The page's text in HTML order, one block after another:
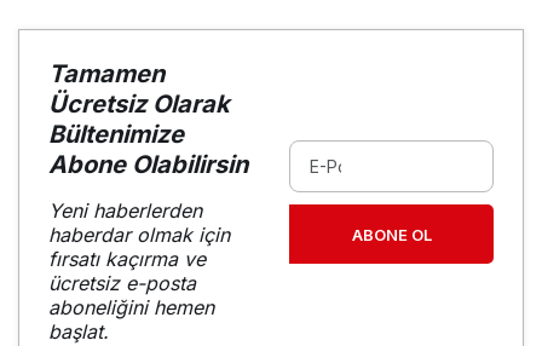
Tamamen
Ücretsiz Olarak
Bültenimize
Abone Olabilirsin
Yeni haberlerden
haberdar olmak için
fırsatı kaçırma ve
ücretsiz e-posta
aboneliğini hemen
başlat.
ABONE OL